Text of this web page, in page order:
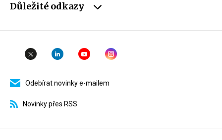
Důležité odkazy
Odebírat novinky e-mailem
Novinky přes RSS